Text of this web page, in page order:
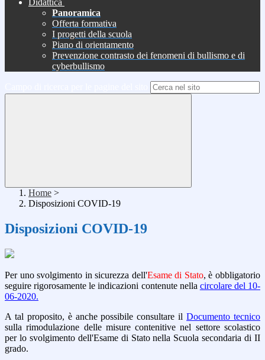
Didattica
Panoramica
Offerta formativa
I progetti della scuola
Piano di orientamento
Prevenzione contrasto dei fenomeni di bullismo e di
cyberbullismo
Home >
Disposizioni COVID-19
Disposizioni COVID-19
Per uno svolgimento in sicurezza dell'Esame di Stato, è obbligatorio
seguire rigorosamente le indicazioni contenute nella circolare del 10-
06-2020.
A tal proposito, è anche possibile consultare il Documento tecnico
sulla rimodulazione delle misure contenitive nel settore scolastico
per lo svolgimento dell'Esame di Stato nella Scuola secondaria di II
grado.